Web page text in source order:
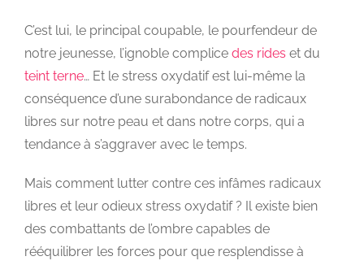
C’est lui, le principal coupable, le pourfendeur de
notre jeunesse, l’ignoble complice des rides et du
teint terne… Et le stress oxydatif est lui-même la
conséquence d’une surabondance de radicaux
libres sur notre peau et dans notre corps, qui a
tendance à s’aggraver avec le temps.
Mais comment lutter contre ces infâmes radicaux
libres et leur odieux stress oxydatif ? Il existe bien
des combattants de l’ombre capables de
rééquilibrer les forces pour que resplendisse à